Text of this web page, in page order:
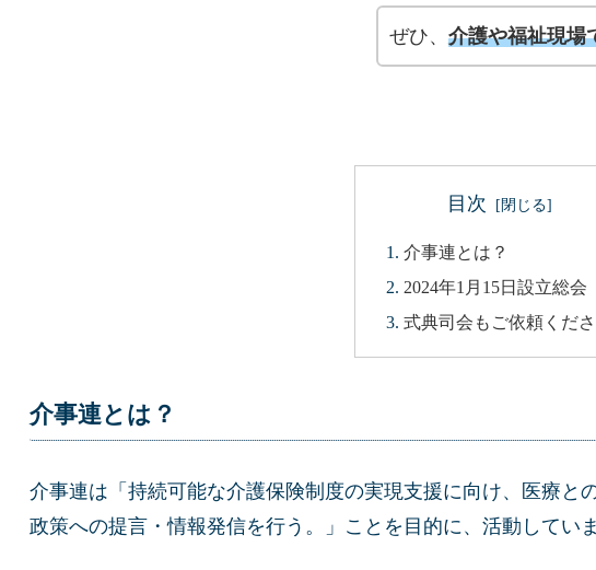
ぜひ、 介護や福祉現場
目次
介事連とは？
2024年1月15日設立総会
式典司会もご依頼くだ
介事連とは？
介事連は「持続可能な介護保険制度の実現支援に向け、医療と
政策への提言・情報発信を行う。」ことを目的に、活動していま